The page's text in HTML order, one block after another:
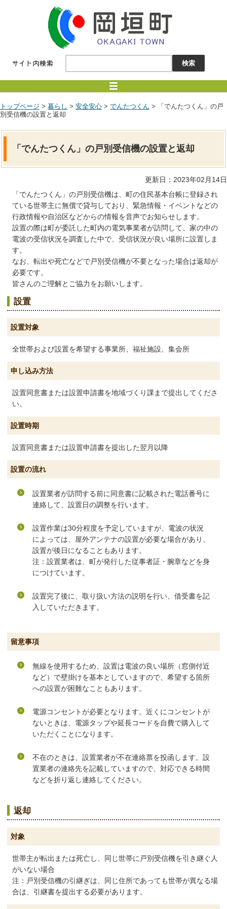
トップページ > 暮らし > 安全安心 > でんたつくん > 「でんたつくん」の戸
別受信機の設置と返却
「でんたつくん」の戸別受信機の設置と返却
更新日：2023年02月14日
「でんたつくん」の戸別受信機は、町の住民基本台帳に登録され
ている世帯主に無償で貸与しており、緊急情報・イベントなどの
行政情報や自治区などからの情報を音声でお知らせします。
設置の際は町が委託した町内の電気事業者が訪問して、家の中の
電波の受信状況を調査した中で、受信状況が良い場所に設置しま
す。
なお、転出や死亡などで戸別受信機が不要となった場合は返却が
必要です。
皆さんのご理解とご協力をお願いします。
設置
設置対象
全世帯および設置を希望する事業所、福祉施設、集会所
申し込み方法
設置同意書または設置申請書を地域づくり課まで提出してくださ
い。
設置時期
設置同意書または設置申請書を提出した翌月以降
設置の流れ
設置業者が訪問する前に同意書に記載された電話番号に
連絡して、設置日の調整を行います。
設置作業は30分程度を予定していますが、電波の状況
によっては、屋外アンテナの設置が必要な場合があり、
設置が後日になることもあります。
注：設置業者は、町が発行した従事者証・腕章などを身
につけています。
設置完了後に、取り扱い方法の説明を行い、借受書を記
入していただきます。
留意事項
無線を使用するため、設置は電波の良い場所（窓側付近
など）で壁掛けを基本としていますので、希望する箇所
への設置が困難なこともあります。
電源コンセントが必要となります。近くにコンセントが
ないときは、電源タップや延長コードを自費で購入して
いただくことになります。
不在のときは、設置業者が不在連絡票を投函します。設
置業者の連絡先を記載していますので、対応できる時間
などを折り返し連絡してください。
返却
対象
世帯主が転出または死亡し、同じ世帯に戸別受信機を引き継ぐ人
がいない場合
注：戸別受信機の引継ぎは、同じ住所であっても世帯が異なる場
合は、引継書を提出する必要があります。